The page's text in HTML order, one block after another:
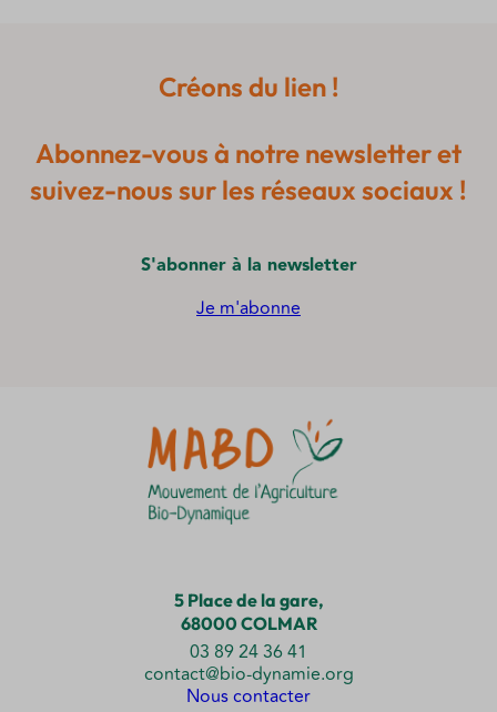
Créons du lien !
Abonnez-vous à notre newsletter et
suivez-nous sur les réseaux sociaux !
S'abonner à la newsletter
Je m'abonne
5 Place de la gare,
68000 COLMAR
03 89 24 36 41
contact@bio-dynamie.org
Nous contacter